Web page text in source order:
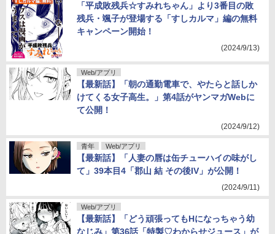
「平成敗残兵☆すみれちゃん」より3番目の敗
残兵・颯子が登場する「すしカルマ」編の無料
キャンペーン開始！
(2024/9/13)
Web/アプリ
【最新話】「朝の通勤電車で、やたらと話しか
けてくる女子高生。」第4話がヤンマガWebに
て公開！
(2024/9/12)
青年 Web/アプリ
【最新話】「人妻の唇は缶チューハイの味がし
て」39本目4「郡山 結 その後IV」が公開！
(2024/9/11)
Web/アプリ
【最新話】「どう頑張ってもHになっちゃう幼
なじみ」第36話「特製♡わからせジュース」が